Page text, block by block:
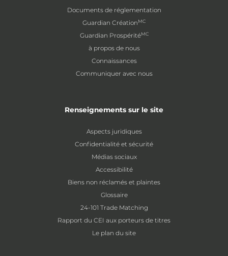
Documents de réglementation
Guardian CréationMC
Guardian ProspéritéMC
à propos de nous
Connaissances
Communiquer avec nous
Renseignements sur le site
Aspects juridiques
Confidentialité et sécurité
Médias sociaux
Accessibilité
Biens non réclamés et plaintes
Glossaire
24-101 Trade Matching
Rapport du CEI aux porteurs de titres
Le plan du site